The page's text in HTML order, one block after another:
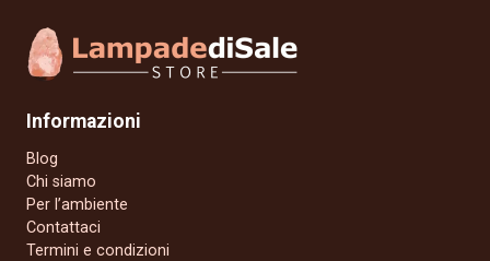
Informazioni
Blog
Chi siamo
Per l’ambiente
Contattaci
Termini e condizioni